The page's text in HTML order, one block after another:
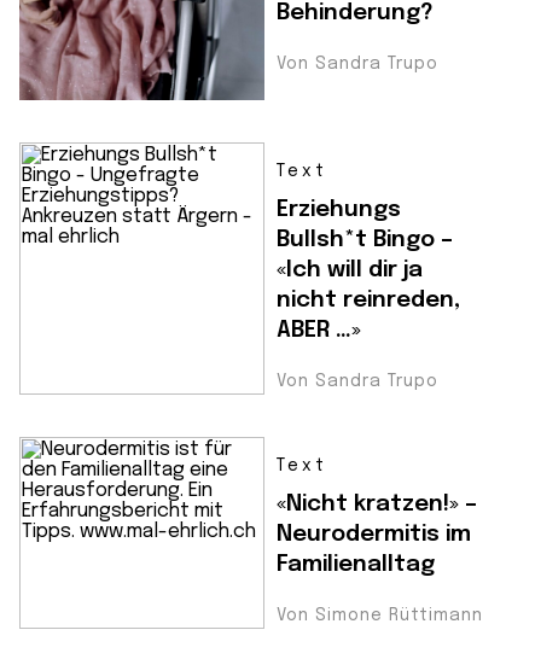
Behinderung?
Von Sandra Trupo
Text
Erziehungs
Bullsh*t Bingo –
«Ich will dir ja
nicht reinreden,
ABER …»
Von Sandra Trupo
Text
«Nicht kratzen!» –
Neurodermitis im
Familienalltag
Von Simone Rüttimann